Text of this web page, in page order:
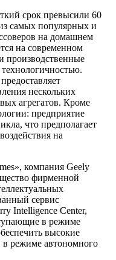
срок превысили 60
самых популярных и
на домашнем
на современном
производственные
нескольких
агрегатов. Кроме
предприятие
что предполагает
на
компания Geely
фирменной
сервис
Intelligence Center,
в режиме
высокие
в режиме автономного